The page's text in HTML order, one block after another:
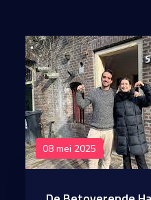
08 mei 2025